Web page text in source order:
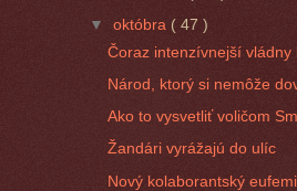
▼októbra ( 47 )
Čoraz intenzívnejší vládny
Národ, ktorý si nemôže
Ako to vysvetliť voličom
Žandári vyrážajú do ulíc
Nový kolaborantský